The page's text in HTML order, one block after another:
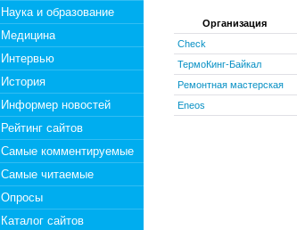
Наука и образование
Медицина
Интервью
История
Информер новостей
Рейтинг сайтов
Самые комментируемые
Самые читаемые
Опросы
Каталог сайтов
Организация
Check
ТермоКинг-Байкал
Ремонтная мастерская
Eneos